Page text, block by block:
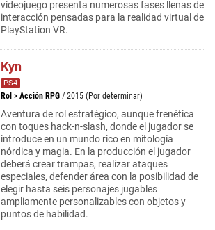
videojuego presenta numerosas fases llenas de
interacción pensadas para la realidad virtual de
PlayStation VR.
Kyn
PS4
Rol > Acción RPG / 2015 (Por determinar)
Aventura de rol estratégico, aunque frenética
con toques hack-n-slash, donde el jugador se
introduce en un mundo rico en mitología
nórdica y magia. En la producción el jugador
deberá crear trampas, realizar ataques
especiales, defender área con la posibilidad de
elegir hasta seis personajes jugables
ampliamente personalizables con objetos y
puntos de habilidad.